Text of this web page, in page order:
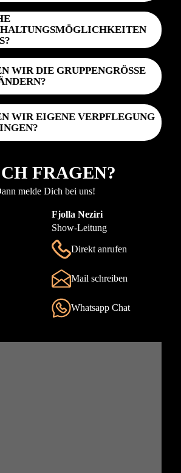
WIR DIE GRUPPENGRÖSSE N
WIR EIGENE VERPFLEGUNG
FRAGEN?
melde Dich bei uns!
Fjolla Neziri
Show-Leitung
Direkt anrufen
Mail schreiben
Whatsapp Chat